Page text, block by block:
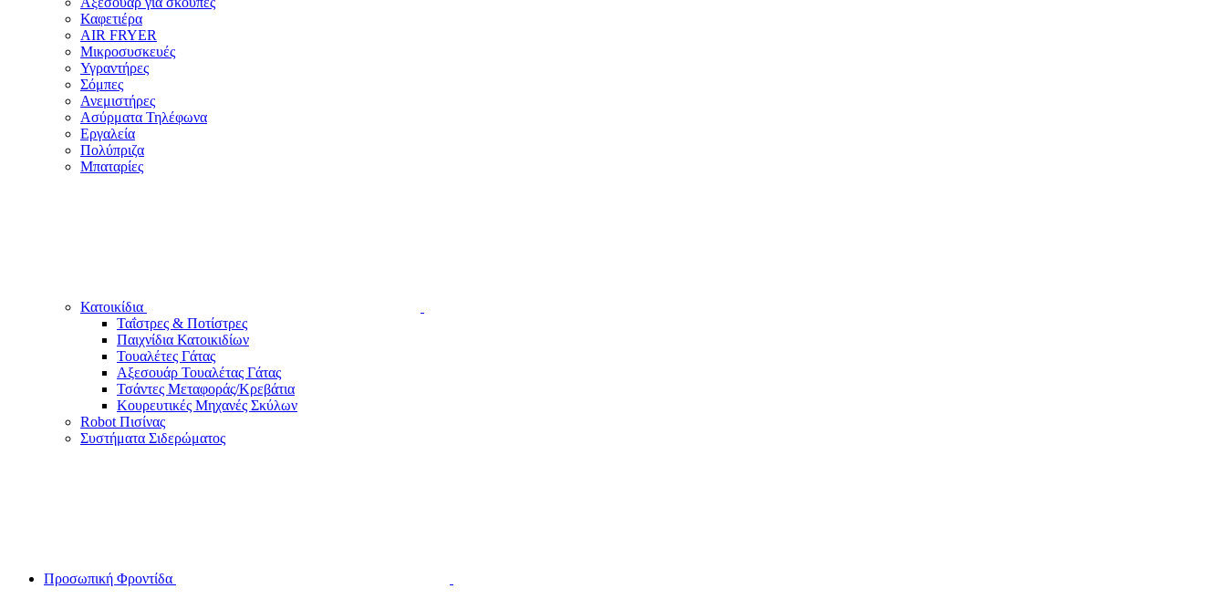
Καφετιέρα
AIR FRYER
Μικροσυσκευές
Υγραντήρες
Σόμπες
Ανεμιστήρες
Ασύρματα Τηλέφωνα
Εργαλεία
Πολύπριζα
Μπαταρίες
Κατοικίδια
Ταΐστρες & Ποτίστρες
Παιχνίδια Κατοικιδίων
Τουαλέτες Γάτας
Αξεσουάρ Τουαλέτας Γάτας
Τσάντες Μεταφοράς/Κρεβάτια
Κουρευτικές Μηχανές Σκύλων
Robot Πισίνας
Συστήματα Σιδερώματος
Προσωπική Φροντίδα